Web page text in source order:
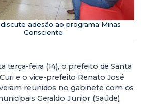
adesão ao programa Minas
Consciente
terça-feira (14), o prefeito de Santa
e o vice-prefeito Renato José
reunidos no gabinete com os
Geraldo Junior (Saúde),